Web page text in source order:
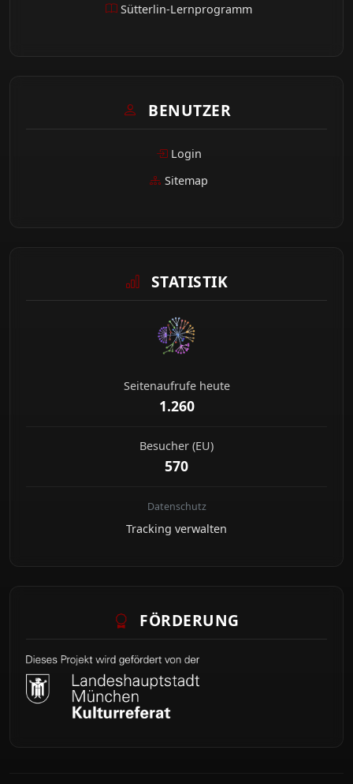
Sütterlin-Lernprogramm
BENUTZER
Login
Sitemap
STATISTIK
Seitenaufrufe heute
1.260
Besucher (EU)
570
Datenschutz
Tracking verwalten
FÖRDERUNG